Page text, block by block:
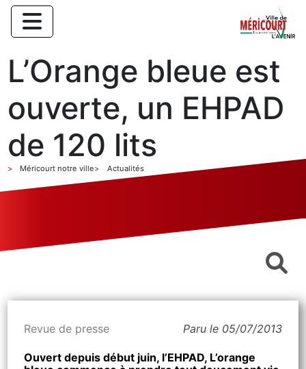
L’Orange bleue est
ouverte, un EHPAD
de 120 lits
Méricourt notre ville Actualités
Revue de presse Paru le 05/07/2013
Ouvert depuis début juin, l’EHPAD, L’orange